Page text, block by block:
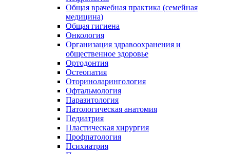
Общая врачебная практика (семейная
медицина)
Общая гигиена
Онкология
Организация здравоохранения и
общественное здоровье
Ортодонтия
Остеопатия
Оториноларингология
Офтальмология
Паразитология
Патологическая анатомия
Педиатрия
Пластическая хирургия
Профпатология
Психиатрия